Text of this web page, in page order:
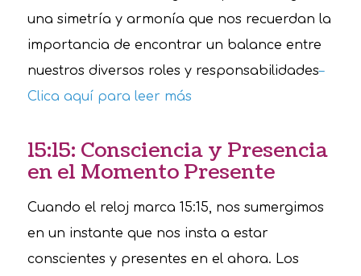
una simetría y armonía que nos recuerdan la
importancia de encontrar un balance entre
nuestros diversos roles y responsabilidades–
Clica aquí para leer más
15:15: Consciencia y Presencia
en el Momento Presente
Cuando el reloj marca 15:15, nos sumergimos
en un instante que nos insta a estar
conscientes y presentes en el ahora. Los